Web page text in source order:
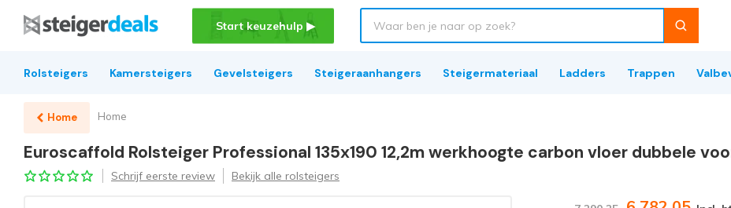
Start keuzehulp ▶
Rolsteigers Kamersteigers Gevelsteigers Steigeraanhangers Steigermateriaal Ladders Trappen
Home Home
Euroscaffold Rolsteiger Professional 135x190 12,2m werkhoogte carbon vloer dubbele
Schrijf eerste review Bekijk alle rolsteigers